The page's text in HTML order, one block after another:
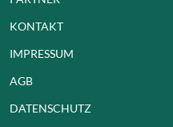
KONTAKT
IMPRESSUM
AGB
DATENSCHUTZ